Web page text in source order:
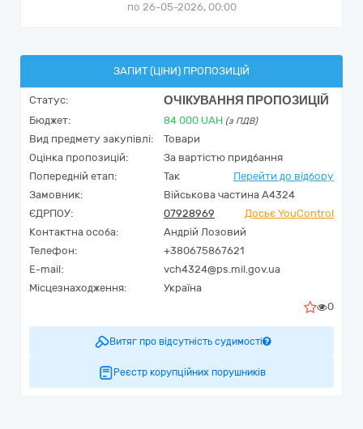
по 26-05-2026, 00:00
ЗАПИТ (ЦІНИ) ПРОПОЗИЦІЙ
Статус: ОЧІКУВАННЯ ПРОПОЗИЦІЙ
Бюджет: 84 000 UAH (з ПДВ)
Вид предмету закупівлі:
Товари
Оцінка пропозицій:
За вартістю придбання
Попередній етап:
Так
Перейти до відбору
Замовник:
Військова частина А4324
ЄДРПОУ:
07928969
Досьє YouControl
Контактна особа:
Андрій Лозовий
Телефон:
+380675867621
E-mail:
vch4324@ps.mil.gov.ua
Місцезнаходження:
Україна
0
Витяг про відсутність судимості
Реєстр корупційних порушників